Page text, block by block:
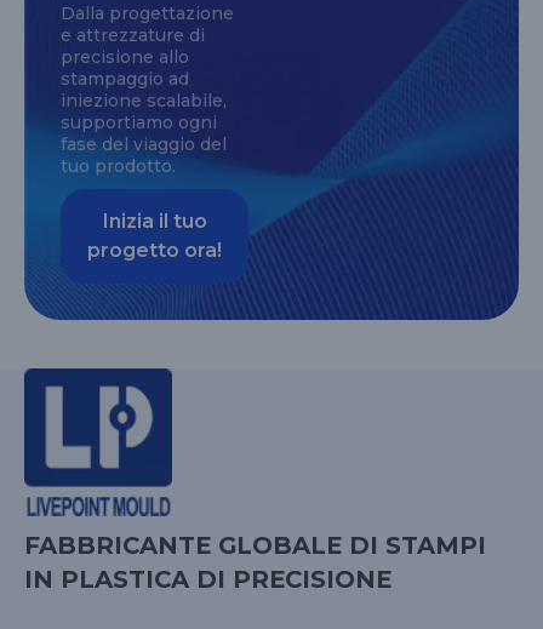
Dalla progettazione
e attrezzature di
precisione allo
stampaggio ad
iniezione scalabile,
supportiamo ogni
fase del viaggio del
tuo prodotto.
Inizia il tuo
progetto ora!
FABBRICANTE GLOBALE DI STAMPI
IN PLASTICA DI PRECISIONE